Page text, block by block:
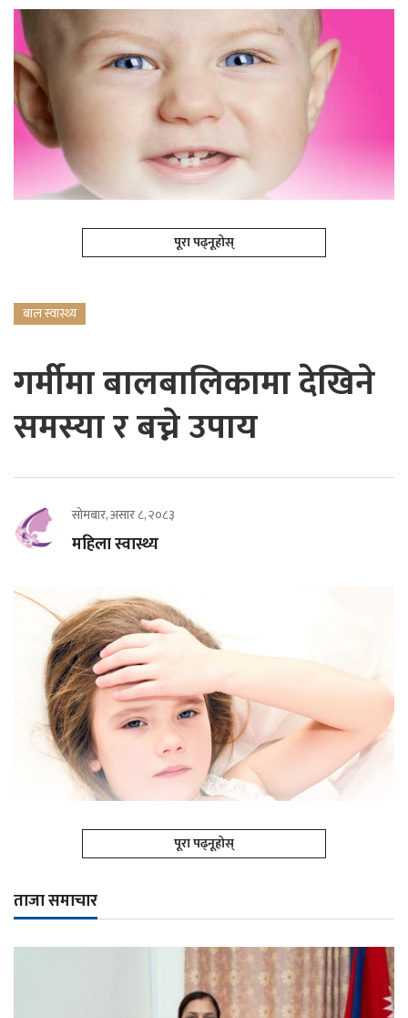
पूरा पढ्नूहोस्
बाल स्वास्थ्य
गर्मीमा बालबालिकामा देखिने
समस्या र बच्ने उपाय
सोमबार, असार ८, २०८३
महिला स्वास्थ्य
पूरा पढ्नूहोस्
ताजा समाचार